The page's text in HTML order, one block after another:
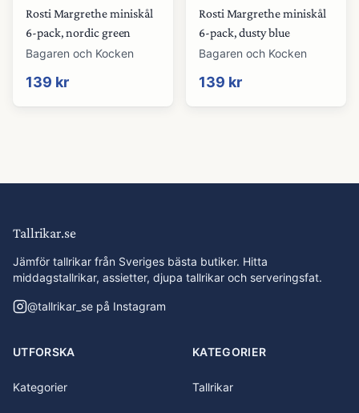
Rosti Margrethe miniskål
6-pack, nordic green
Bagaren och Kocken
139 kr
Rosti Margrethe miniskål
6-pack, dusty blue
Bagaren och Kocken
139 kr
Tallrikar.se
Jämför tallrikar från Sveriges bästa butiker. Hitta
middagstallrikar, assietter, djupa tallrikar och serveringsfat.
@tallrikar_se på Instagram
UTFORSKA
Kategorier
KATEGORIER
Tallrikar